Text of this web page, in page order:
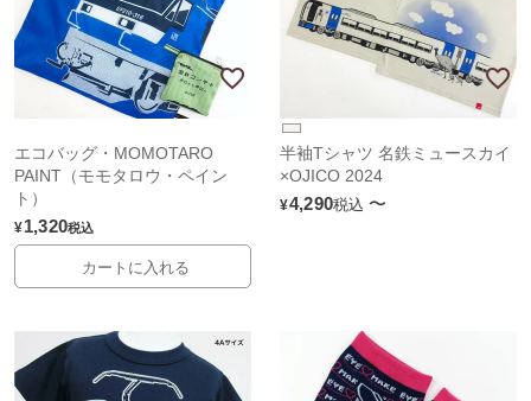
エコバッグ・MOMOTARO
PAINT（モモタロウ・ペイン
ト）
¥1,320税込
カートに入れる
半袖Tシャツ 名鉄ミュースカイ
×OJICO 2024
¥4,290税込 〜